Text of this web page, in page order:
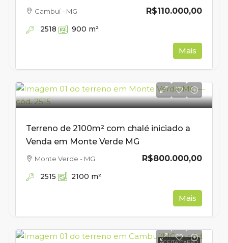
R$110.000,00
Cambuí - MG
2518 900 m²
Mais
Terreno de 2100m² com chalé iniciado a
Venda em Monte Verde MG
R$800.000,00
Monte Verde - MG
2515 2100 m²
Mais